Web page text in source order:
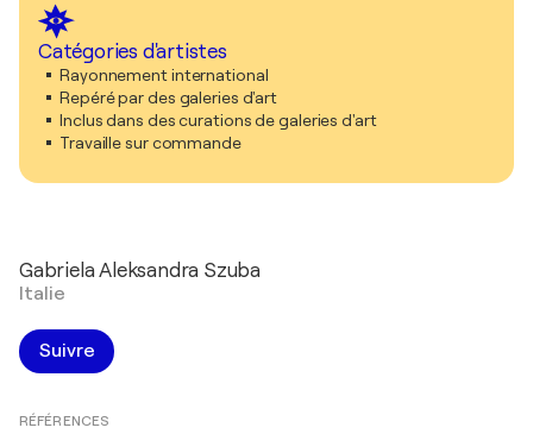
Catégories d'artistes
Rayonnement international
Repéré par des galeries d'art
Inclus dans des curations de galeries d'art
Travaille sur commande
Gabriela Aleksandra Szuba
Italie
Suivre
RÉFÉRENCES